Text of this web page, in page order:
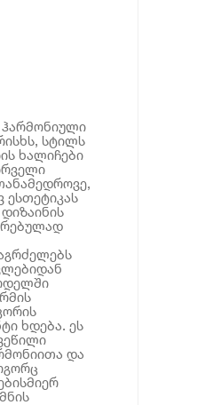
ჰარმონიული
სტილს
ხალიჩები
ესთეტიკას
ხდება. ეს
და